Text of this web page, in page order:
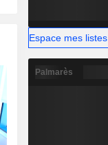
Espace mes listes
Palmarès